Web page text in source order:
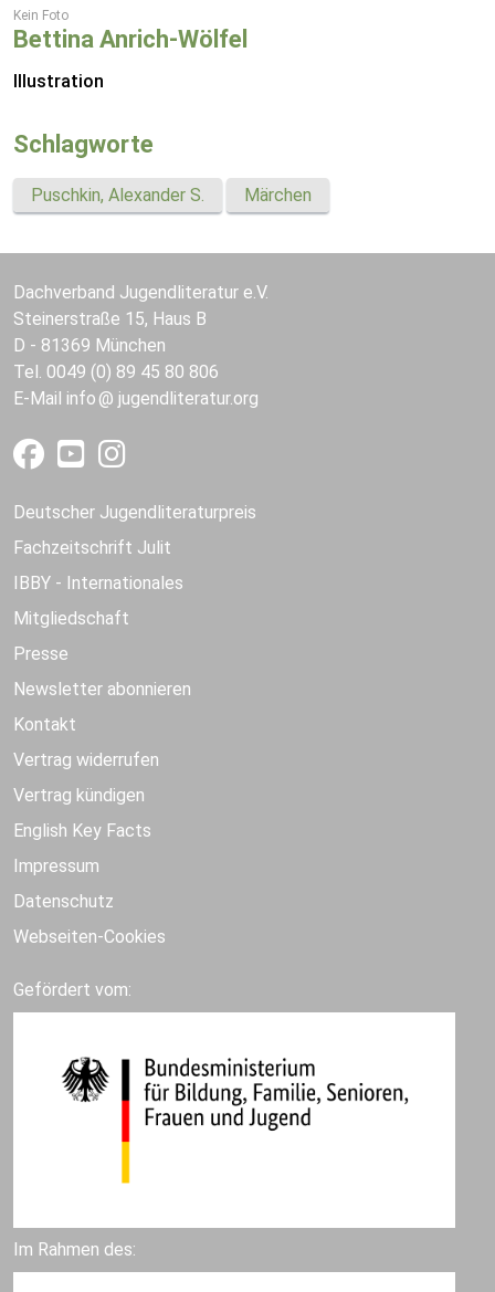
Kein Foto
Bettina Anrich-Wölfel
Illustration
Schlagworte
Puschkin, Alexander S. Märchen
Dachverband Jugendliteratur e.V.
Steinerstraße 15, Haus B
D - 81369 München
Tel. 0049 (0) 89 45 80 806
E-Mail info jugendliteratur.org
Deutscher Jugendliteraturpreis
Fachzeitschrift Julit
IBBY - Internationales
Mitgliedschaft
Presse
Newsletter abonnieren
Kontakt
Vertrag widerrufen
Vertrag kündigen
English Key Facts
Impressum
Datenschutz
Webseiten-Cookies
Gefördert vom:
Im Rahmen des: